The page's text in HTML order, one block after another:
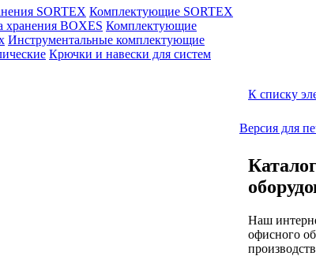
SORTEX Комплектующие SORTEX
хранения BOXES Комплектующие
Инструментальные комплектующие
Крючки и навески для систем
К списку
Версия для
Наш
офисного